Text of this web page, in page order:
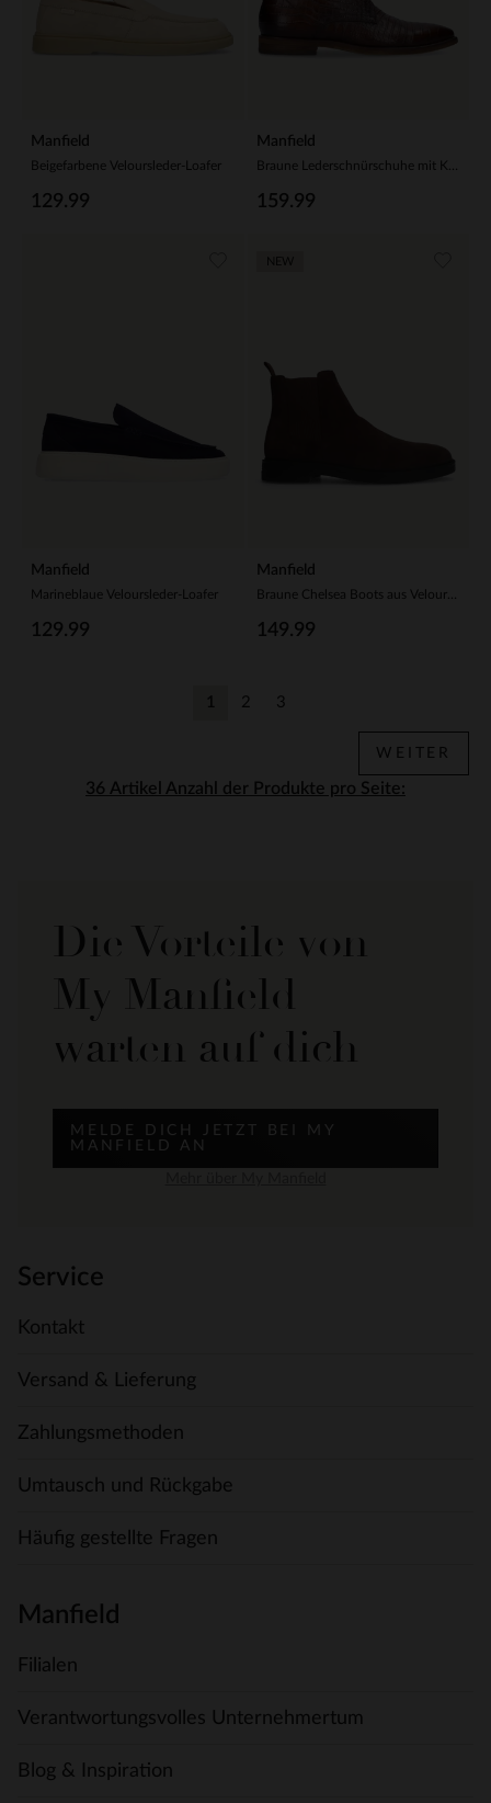
Manfield
Beigefarbene Veloursleder-Loafer
129.99
Manfield
159.99
Manfield
Marineblaue Veloursleder-Loafer
129.99
Manfield
Braune Chelsea Boots aus Veloursleder
149.99
Anzahl der Produkte pro Seite:
1 2 3
WEITER
Die Vorteile von
My Manfield
warten auf dich
MELDE DICH JETZT BEI MY
MANFIELD AN
Service
Kontakt
Versand & Lieferung
Zahlungsmethoden
Umtausch und Rückgabe
Häufig gestellte Fragen
Manfield
Filialen
Verantwortungsvolles Unternehmertum
Blog & Inspiration